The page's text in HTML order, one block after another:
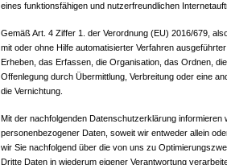
eines funktionsfähigen und nutzerfreundlichen
Gemäß Art. 4 Ziffer 1. der Verordnung (EU) 2016/679,
mit oder ohne Hilfe automatisierter Verfahren
Erheben, das Erfassen, die Organisation, das Ordnen,
Offenlegung durch Übermittlung, Verbreitung oder eine
die Vernichtung.
Mit der nachfolgenden Datenschutzerklärung
personenbezogener Daten, soweit wir entweder allein
wir Sie nachfolgend über die von uns zu
Dritte Daten in wiederum eigener Verantwortung